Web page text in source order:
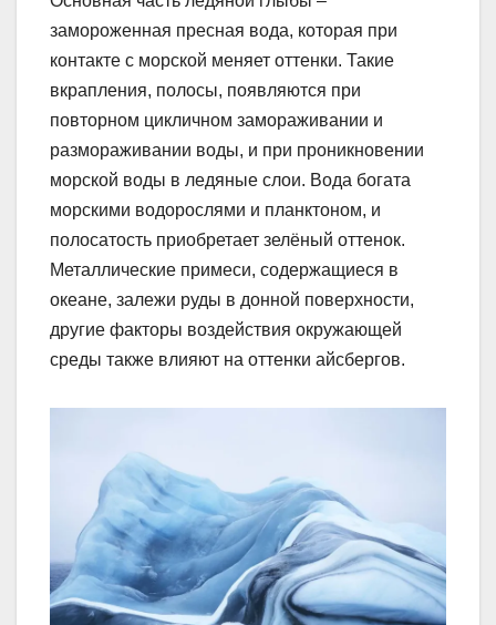
замороженная пресная вода, которая при
контакте с морской меняет оттенки. Такие
вкрапления, полосы, появляются при
повторном цикличном замораживании и
размораживании воды, и при проникновении
морской воды в ледяные слои. Вода богата
морскими водорослями и планктоном, и
полосатость приобретает зелёный оттенок.
Металлические примеси, содержащиеся в
океане, залежи руды в донной поверхности,
другие факторы воздействия окружающей
среды также влияют на оттенки айсбергов.